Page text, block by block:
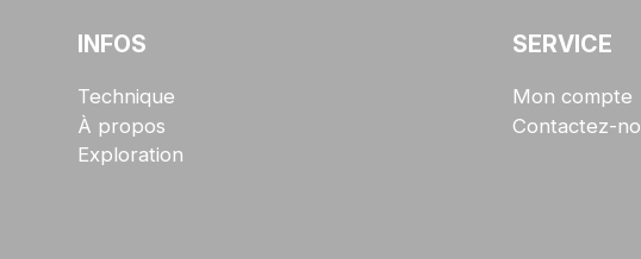
INFOS
Technique
À propos
Exploration
SERVICE
Mon compte
Contactez-